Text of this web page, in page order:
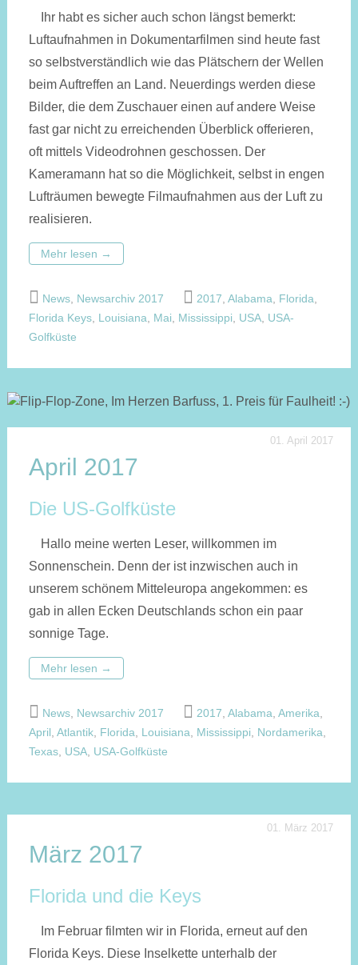
Ihr habt es sicher auch schon längst bemerkt:
Luftaufnahmen in Dokumentarfilmen sind heute fast
so selbstverständlich wie das Plätschern der Wellen
beim Auftreffen an Land. Neuerdings werden diese
Bilder, die dem Zuschauer einen auf andere Weise
fast gar nicht zu erreichenden Überblick offerieren,
oft mittels Videodrohnen geschossen. Der
Kameramann hat so die Möglichkeit, selbst in engen
Lufträumen bewegte Filmaufnahmen aus der Luft zu
realisieren.
Mehr lesen →
News, Newsarchiv 2017 2017 Alabama Florida
Florida Keys, Louisiana Mai Mississippi USA, USA-
Golfküste
01. April 2017
April 2017
Die US-Golfküste
Hallo meine werten Leser, willkommen im
Sonnenschein. Denn der ist inzwischen auch in
unserem schönem Mitteleuropa angekommen: es
gab in allen Ecken Deutschlands schon ein paar
sonnige Tage.
Mehr lesen →
News, Newsarchiv 2017 2017 Alabama Amerika
April Atlantik, Florida Louisiana Mississippi Nordamerika
Texas, USA, USA-Golfküste
01. März 2017
März 2017
Florida und die Keys
Im Februar filmten wir in Florida, erneut auf den
Florida Keys. Diese Inselkette unterhalb der